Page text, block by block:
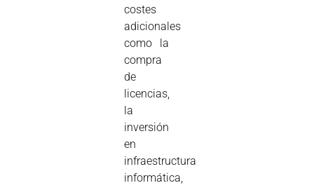
costes
adicionales
como la
compra
de
licencias,
la
inversión
en
infraestructura
informática,